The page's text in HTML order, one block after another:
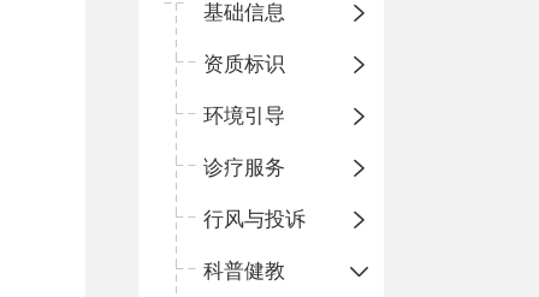
基础信息
资质标识
环境引导
诊疗服务
行风与投诉
科普健教